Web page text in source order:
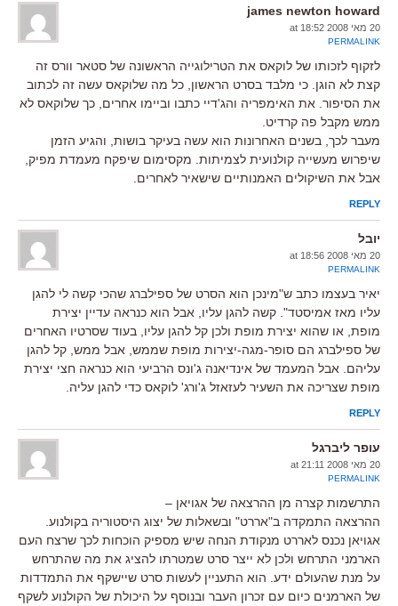
james newton howard
20 מאי 2008 at 18:52
PERMALINK
לזקוף לזכותו של לוקאס את הטרילוגייה הראשונה של סטאר וורס זה
קצת לא הוגן. כי מלבד בסרט הראשון, כל מה שלוקאס עשה זה לכתוב
את הסיפור. את האימפריה והג'דיי כתבו וביימו אחרים, כך שלוקאס לא
ממש מקבל פה קרדיט.
מעבר לכך, בשנים האחרונות הוא עשה בעיקר בושות, והגיע הזמן
שיפרוש מעשייה קולנועית לצמיתות. מקסימום שיפקח מעמדת מפיק,
אבל את השיקולים האמנותיים שישאיר לאחרים.
REPLY
יובל
20 מאי 2008 at 18:56
PERMALINK
יאיר בעצמו כתב ש"מינכן הוא הסרט של ספילברג שהכי קשה לי להגן
עליו מאז אמיסטד". קשה להגן עליו, אבל הוא כנראה עדיין יצירת
מופת, או שהוא יצירת מופת ולכן קל להגן עליו, בעוד שסרטיו האחרים
של ספילברג הם סופר-מגה-יצירות מופת שממש, אבל ממש, קל להגן
עליהם. אבל המעמד של אינדיאנה ג'ונס הרביעי הוא כנראה חצי יצירת
מופת שצריכה את השעיר לעזאזל ג'ורג' לוקאס כדי להגן עליה.
REPLY
עופר ליברגל
20 מאי 2008 at 21:11
PERMALINK
התרשמות קצרה מן ההרצאה של אגויאן –
ההרצאה התמקדה ב"אררט" ובשאלות של יצוג היסטוריה בקולנוע.
אגויאן נכנס לאררט מנקודת הנחה שיש מספיק הוכחות לכך שרצח העם
הארמני התרחש ולכן לא ייצר סרט שמטרתו להציג את מה שהתרחש
על מנת שהעולם ידע. הוא התעניין לעשות סרט שיישקף את התמדדות
של הארמנים כיום עם זכרון העבר ובנוסף על היכולת של הקולנוע לשקף